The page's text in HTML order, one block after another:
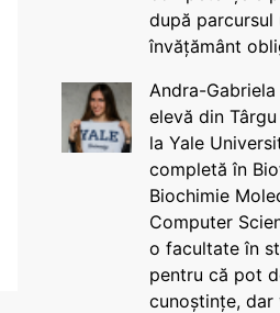
după parcursul
învățământ
Andra-
elevă din
la Yale
completă în
Biochimie
Computer
o facultate în
pentru că pot
cunoștințe, dar